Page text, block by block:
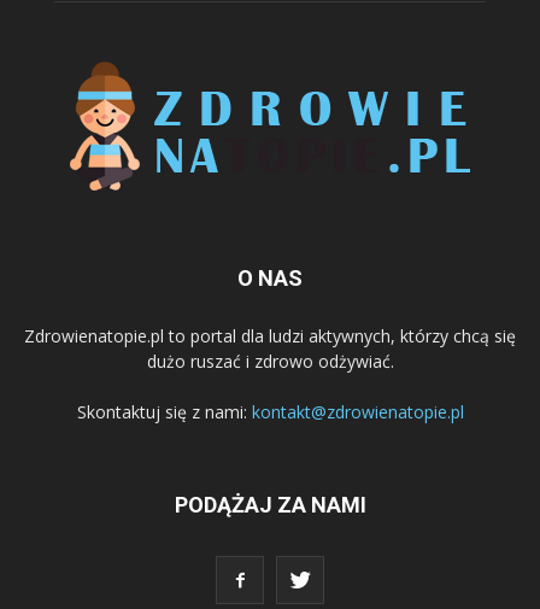
O NAS
Zdrowienatopie.pl to portal dla ludzi aktywnych, którzy chcą się
dużo ruszać i zdrowo odżywiać.
Skontaktuj się z nami: kontakt@zdrowienatopie.pl
PODĄŻAJ ZA NAMI